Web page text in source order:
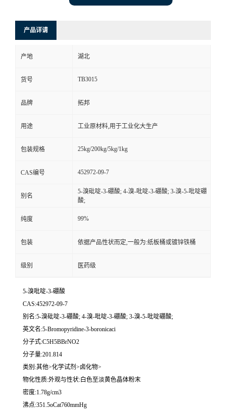
产品详请
产地 湖北
货号 TB3015
品牌 拓邦
用途 工业原材料,用于工业化大生产
包装规格 25kg/200kg/5kg/1kg
CAS编号 452972-09-7
别名
5-溴砒啶-3-硼酸; 4-溴-吡啶-3-硼酸; 3-溴-5-吡啶硼
酸;
纯度 99%
包装 依据产品性状而定,一般为:纸板桶或镀锌铁桶
级别 医药级
5-溴吡啶-3-硼酸
CAS:452972-09-7
别名:5-溴砒啶-3-硼酸; 4-溴-吡啶-3-硼酸; 3-溴-5-吡啶硼酸;
英文名:5-Bromopyridine-3-boronicaci
分子式:C5H5BBrNO2
分子量:201.814
类别:其他>化学试剂>卤化物>
物化性质:外观与性状:白色至淡黄色晶体粉末
密度:1.78g/cm3
沸点:351.5oCat760mmHg